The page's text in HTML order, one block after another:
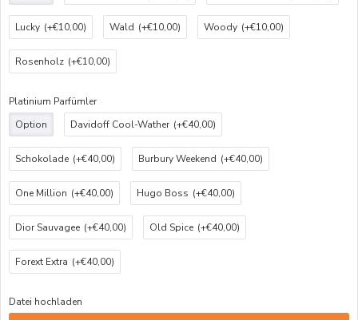
Lucky (+€10,00) Wald (+€10,00) Woody (+€10,00)
Rosenholz (+€10,00)
Platinium Parfümler
Option
Davidoff Cool-Wather (+€40,00)
Schokolade (+€40,00) Burbury Weekend (+€40,00)
One Million (+€40,00) Hugo Boss (+€40,00)
Dior Sauvagee (+€40,00) Old Spice (+€40,00)
Forext Extra (+€40,00)
Datei hochladen